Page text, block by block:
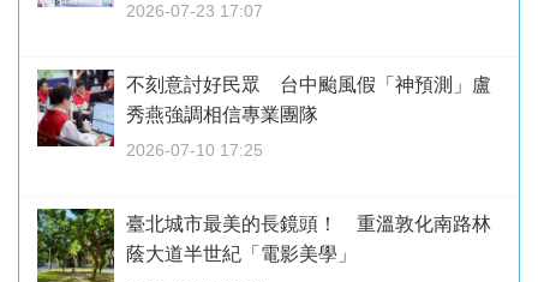
2026-07-23 17:07
不刻意討好民眾 台中颱風假「神預測」盧
秀燕強調相信專業團隊
2026-07-10 17:25
臺北城市最美的長鏡頭！ 重溫敦化南路林
蔭大道半世紀「電影美學」